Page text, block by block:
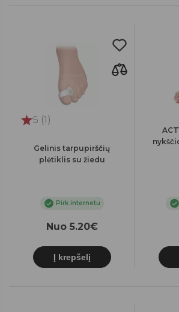
5 (1)
Gelinis tarpupirščių
plėtiklis su žiedu
Pirk internetu
Nuo 5.20€
Į krepšelį